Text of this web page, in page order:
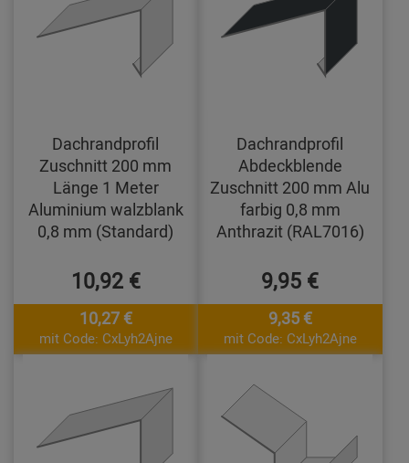
Dachrandprofil
Zuschnitt 200 mm
Länge 1 Meter
Aluminium walzblank
0,8 mm (Standard)
10,92 €
10,27 €
mit Code: CxLyh2Ajne
Dachrandprofil
Abdeckblende
Zuschnitt 200 mm Alu
farbig 0,8 mm
Anthrazit (RAL7016)
9,95 €
9,35 €
mit Code: CxLyh2Ajne